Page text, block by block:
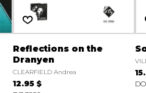
Reflections on the
Dranyen
CLEARFIELD Andrea
12.95 $